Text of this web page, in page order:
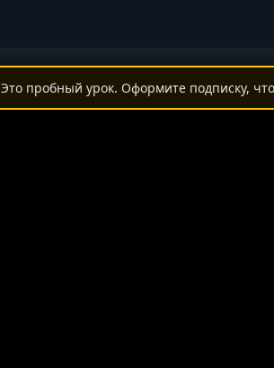
Это пробный урок. Оформите подписку,